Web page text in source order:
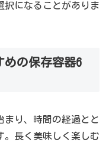
択になることがありま
めの保存容器6
まり、時間の経過とと
。長く美味しく楽しむ